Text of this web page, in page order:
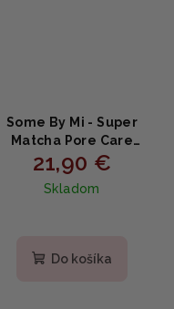
Some By Mi - Super
Matcha Pore Care
Starter Kit - Super
Matcha sada pre
starostlivosť o póry 4ks
21,90 €
Skladom
Do košíka